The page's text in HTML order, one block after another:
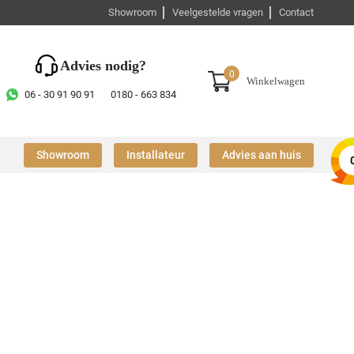
Showroom Veelgestelde vragen Contact
Advies nodig?
06 - 30 91 90 91 0180 - 663 834
0
Winkelwagen
Showroom Installateur Advies aan huis